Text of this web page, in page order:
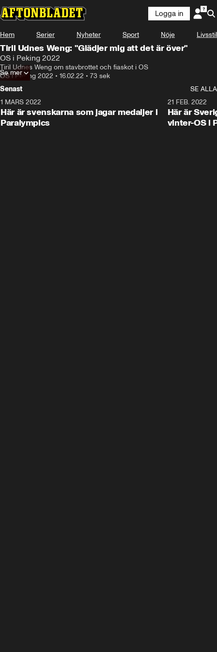
Logga in
Hem Serier Nyheter Sport Nöje Livsstil
Tiril Udnes Weng: "Glädjer mig att det är över"
OS i Peking 2022
Tiril Udnes Weng om stavbrottet och fiaskot i OS
OS i Peking 2022 • 16.02.22 • 73 sek
Se mer
Senast
SE ALLA
1 MARS 2022
Här är svenskarna som jagar medaljer i
Paralympics
21 FEB. 2022
Här är
vinter-OS i